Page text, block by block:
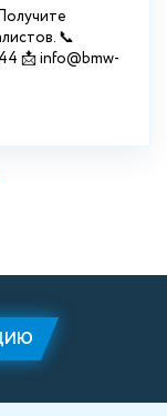
📞
📩 info@bmw-